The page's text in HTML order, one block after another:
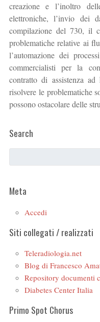
creazione e l’inoltro
elettroniche, l’invio dei
compilazione del 730, il
problematiche relative ai
l’automazione dei
commercialisti per la
contratto di assistenza
risolvere le problematiche
possono ostacolare delle
Search
Meta
Accedi
Siti collegati / realizzati
Teleradiologia.net
Blog di Francesco
Repository documenti
Diabetes Center Italia
Primo Spot Chorus